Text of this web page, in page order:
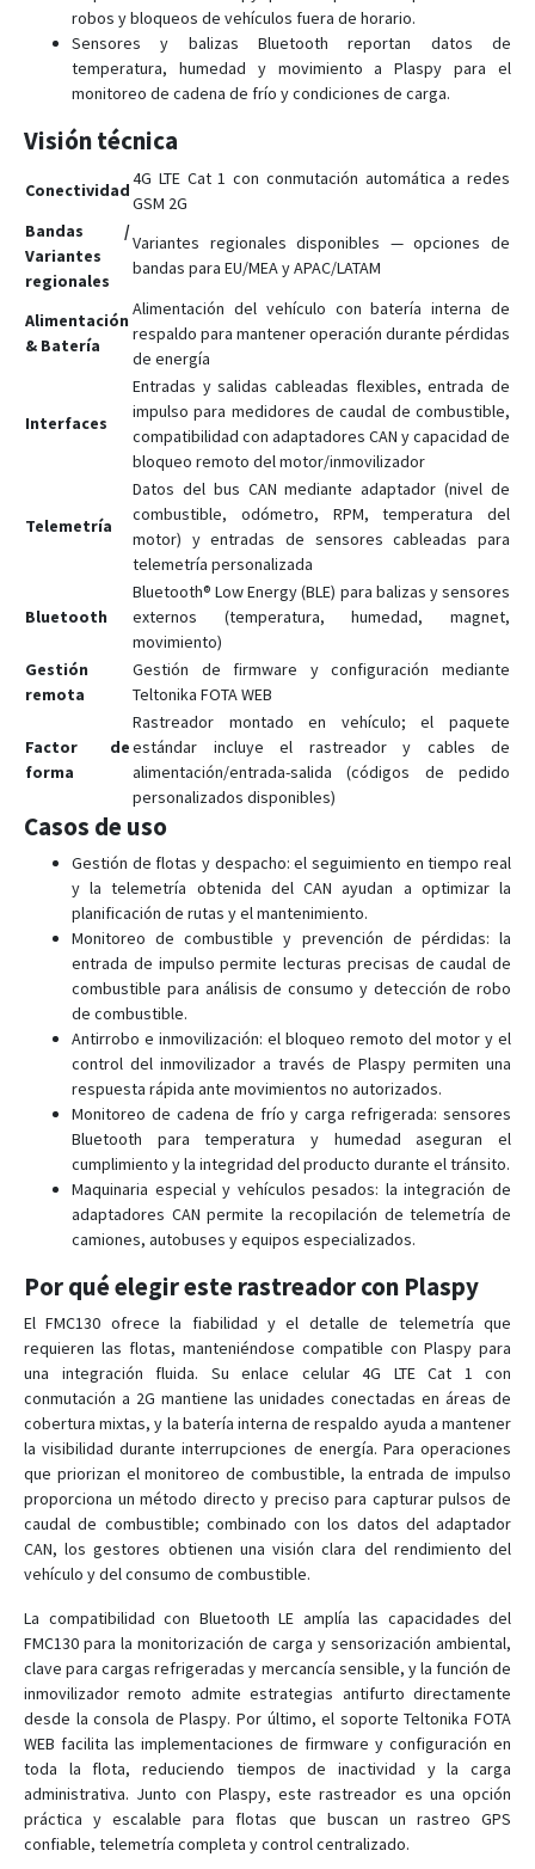
FMM150
FMM230
FMM640
FMM650
FMM80A
FMM880
FMM920
FMP100
FMT100
FMU125
FMU126
FMU130
FTC305
FTC880
FTC881
FTC921
FTC961
FTM305
GH5200
MSP500
TAT100
TAT140
TAT141
TAT240
TFT100
TMT250
robos y bloqueos de vehículos fuera de horario.
Sensores y balizas Bluetooth reportan datos de
temperatura, humedad y movimiento a Plaspy para el
monitoreo de cadena de frío y condiciones de carga.
Visión técnica
Conectividad
4G LTE Cat 1 con conmutación automática a redes
GSM 2G
Bandas /
Variantes
regionales
Variantes regionales disponibles — opciones de
bandas para EU/MEA y APAC/LATAM
Alimentación
& Batería
Alimentación del vehículo con batería interna de
respaldo para mantener operación durante pérdidas
de energía
Interfaces
Entradas y salidas cableadas flexibles, entrada de
impulso para medidores de caudal de combustible,
compatibilidad con adaptadores CAN y capacidad de
bloqueo remoto del motor/inmovilizador
Telemetría
Datos del bus CAN mediante adaptador (nivel de
combustible, odómetro, RPM, temperatura del
motor) y entradas de sensores cableadas para
telemetría personalizada
Bluetooth
Bluetooth® Low Energy (BLE) para balizas y sensores
externos (temperatura, humedad, magnet,
movimiento)
Gestión
remota
Gestión de firmware y configuración mediante
Teltonika FOTA WEB
Factor de
forma
Rastreador montado en vehículo; el paquete
estándar incluye el rastreador y cables de
alimentación/entrada-salida (códigos de pedido
personalizados disponibles)
Casos de uso
Gestión de flotas y despacho: el seguimiento en tiempo real
y la telemetría obtenida del CAN ayudan a optimizar la
planificación de rutas y el mantenimiento.
Monitoreo de combustible y prevención de pérdidas: la
entrada de impulso permite lecturas precisas de caudal de
combustible para análisis de consumo y detección de robo
de combustible.
Antirrobo e inmovilización: el bloqueo remoto del motor y el
control del inmovilizador a través de Plaspy permiten una
respuesta rápida ante movimientos no autorizados.
Monitoreo de cadena de frío y carga refrigerada: sensores
Bluetooth para temperatura y humedad aseguran el
cumplimiento y la integridad del producto durante el tránsito.
Maquinaria especial y vehículos pesados: la integración de
adaptadores CAN permite la recopilación de telemetría de
camiones, autobuses y equipos especializados.
Por qué elegir este rastreador con Plaspy
El FMC130 ofrece la fiabilidad y el detalle de telemetría que
requieren las flotas, manteniéndose compatible con Plaspy para
una integración fluida. Su enlace celular 4G LTE Cat 1 con
conmutación a 2G mantiene las unidades conectadas en áreas de
cobertura mixtas, y la batería interna de respaldo ayuda a mantener
la visibilidad durante interrupciones de energía. Para operaciones
que priorizan el monitoreo de combustible, la entrada de impulso
proporciona un método directo y preciso para capturar pulsos de
caudal de combustible; combinado con los datos del adaptador
CAN, los gestores obtienen una visión clara del rendimiento del
vehículo y del consumo de combustible.
La compatibilidad con Bluetooth LE amplía las capacidades del
FMC130 para la monitorización de carga y sensorización ambiental,
clave para cargas refrigeradas y mercancía sensible, y la función de
inmovilizador remoto admite estrategias antifurto directamente
desde la consola de Plaspy. Por último, el soporte Teltonika FOTA
WEB facilita las implementaciones de firmware y configuración en
toda la flota, reduciendo tiempos de inactividad y la carga
administrativa. Junto con Plaspy, este rastreador es una opción
práctica y escalable para flotas que buscan un rastreo GPS
confiable, telemetría completa y control centralizado.